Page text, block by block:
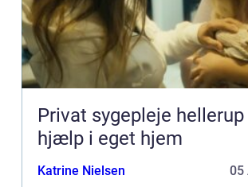
Privat sygepleje hellerup tryg
hjælp i eget hjem
Katrine Nielsen 05